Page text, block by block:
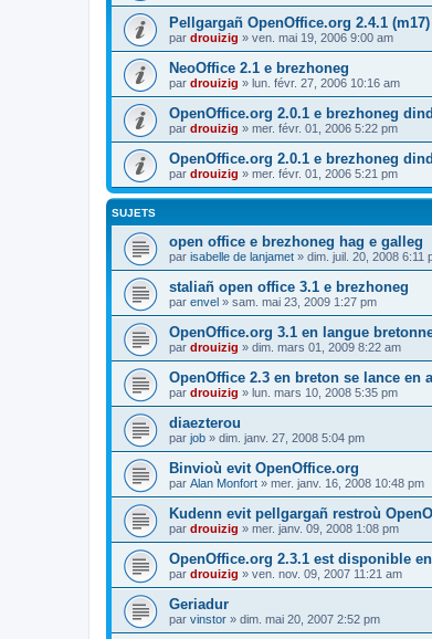
Pellgargañ OpenOffice.org 2.4.1
par drouizig » ven. mai 19, 2006 9:00 am
NeoOffice 2.1 e brezhoneg
par drouizig » lun. févr. 27, 2006 10:16 am
OpenOffice.org 2.0.1 e brezhoneg
par drouizig » mer. févr. 01, 2006 5:22 pm
OpenOffice.org 2.0.1 e brezhoneg
par drouizig » mer. févr. 01, 2006 5:21 pm
SUJETS
open office e brezhoneg hag e galleg
par isabelle de lanjamet » dim. juil. 20, 2008 6:11
staliañ open office 3.1 e brezhoneg
par envel » sam. mai 23, 2009 1:27 pm
OpenOffice.org 3.1 en langue
par drouizig » dim. mars 01, 2009 8:22 am
OpenOffice 2.3 en breton se lance en
par drouizig » lun. mars 10, 2008 5:35 pm
diaezterou
par job » dim. janv. 27, 2008 5:04 pm
Binvioù evit OpenOffice.org
par Alan Monfort » mer. janv. 16, 2008 10:48 pm
Kudenn evit pellgargañ restroù
par drouizig » mer. janv. 09, 2008 1:08 pm
OpenOffice.org 2.3.1 est disponible
par drouizig » ven. nov. 09, 2007 11:21 am
Geriadur
par vinstor » dim. mai 20, 2007 2:52 pm